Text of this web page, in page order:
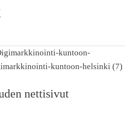
nettisivut